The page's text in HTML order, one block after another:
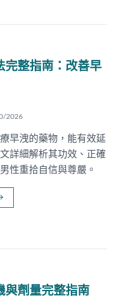
完整指南：改善早
2026
早洩的藥物，能有效延
詳細解析其功效、正確
性重拾自信與尊嚴。
與劑量完整指南